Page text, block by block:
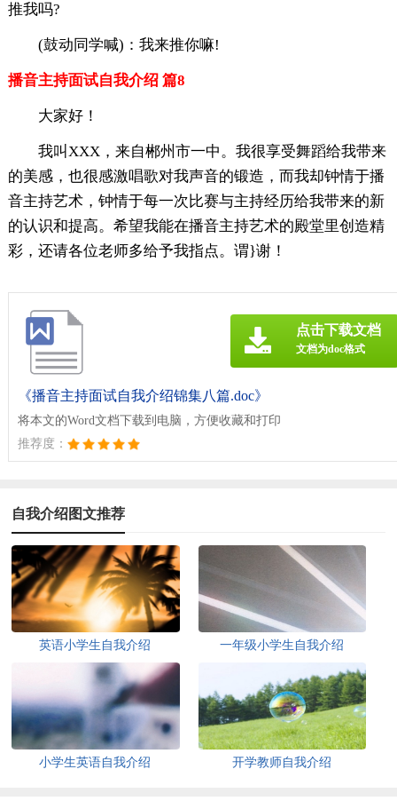
推我吗?
(鼓动同学喊)：我来推你嘛!
播音主持面试自我介绍 篇8
大家好！
我叫XXX，来自郴州市一中。我很享受舞蹈给我带来
的美感，也很感激唱歌对我声音的锻造，而我却钟情于播
音主持艺术，钟情于每一次比赛与主持经历给我带来的新
的认识和提高。希望我能在播音主持艺术的殿堂里创造精
彩，还请各位老师多给予我指点。谓}谢！
《播音主持面试自我介绍锦集八篇.doc》
将本文的Word文档下载到电脑，方便收藏和打印
推荐度：
点击下载文档
文档为doc格式
自我介绍图文推荐
英语小学生自我介绍 一年级小学生自我介绍
小学生英语自我介绍 开学教师自我介绍